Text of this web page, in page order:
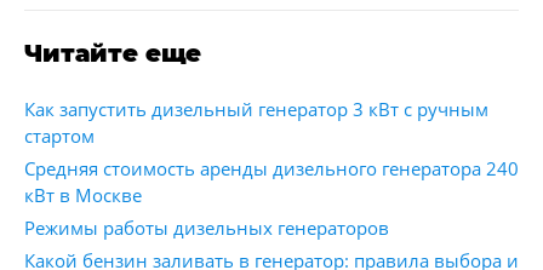
Читайте еще
Как запустить дизельный генератор 3 кВт с ручным
стартом
Средняя стоимость аренды дизельного генератора 240
кВт в Москве
Режимы работы дизельных генераторов
Какой бензин заливать в генератор: правила выбора и